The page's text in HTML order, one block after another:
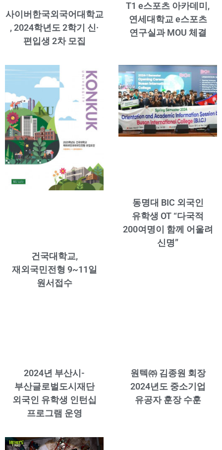
사이버한국외국어대학교
, 2024학년도 2학기 신·
편입생 2차 모집
T1 e스포츠 아카데미,
연세대학교 e스포츠
연구실과 MOU 체결
건국대학교,
재외국민전형 9~11일
원서접수
동명대 BIC 외국인
유학생 OT “다국적
200여명이 함께 어울려
신명”
2024년 부산시-
부산글로벌도시재단
외국인 유학생 인턴십
프로그램 운영
원텍㈜ 김종원 회장
2024년도 중소기업
유공자 훈장 수훈